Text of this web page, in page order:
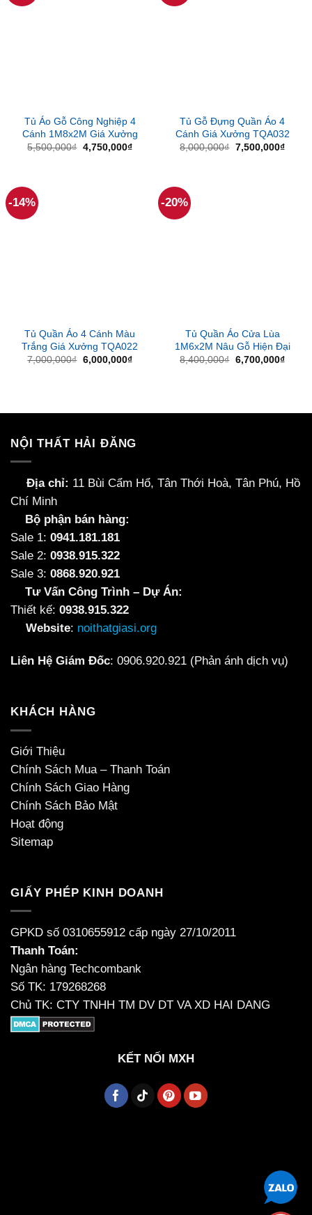
Tủ Áo Gỗ Công Nghiệp 4
Cánh 1M8x2M Giá Xưởng
5,500,000₫ Giá
4,750,000₫Giá
4,750,000₫.
Tủ Gỗ Đựng Quần Áo 4
Cánh Giá Xưởng TQA032
8,000,000₫ Giá
7,500,000₫Giá
-14%
Tủ Quần Áo 4 Cánh Màu
Trắng Giá Xưởng TQA022
7,000,000₫ Giá
6,000,000₫Giá
-20%
Tủ Quần Áo Cửa Lùa
1M6x2M Nâu Gỗ Hiện Đại
8,400,000₫ Giá
6,700,000₫Giá
NỘI THẤT HẢI ĐĂNG
Địa chỉ: 11 Bùi Cẩm Hổ, Tân Thới Hoà, Tân Phú, Hồ
Chí Minh
Bộ phận bán hàng:
Sale 1: 0941.181.181
Sale 2: 0938.915.322
Sale 3: 0868.920.921
Tư Vấn Công Trình – Dự Án:
Thiết kế: 0938.915.322
Website: noithatgiasi.org
Liên Hệ Giám Đốc: 0906.920.921 (Phản ánh dịch vụ)
KHÁCH HÀNG
Giới Thiệu
Chính Sách Mua – Thanh Toán
Chính Sách Giao Hàng
Chính Sách Bảo Mật
Hoạt động
Sitemap
GIẤY PHÉP KINH DOANH
GPKD số 0310655912 cấp ngày 27/10/2011
Thanh Toán:
Ngân hàng Techcombank
Số TK: 179268268
Chủ TK: CTY TNHH TM DV DT VA XD HAI DANG
KẾT NỐI MXH